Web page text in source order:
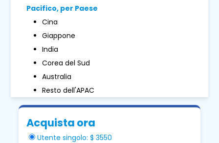
Pacifico, per Paese
Cina
Giappone
India
Corea del Sud
Australia
Resto dell'APAC
Acquista ora
Utente singolo: $ 3550